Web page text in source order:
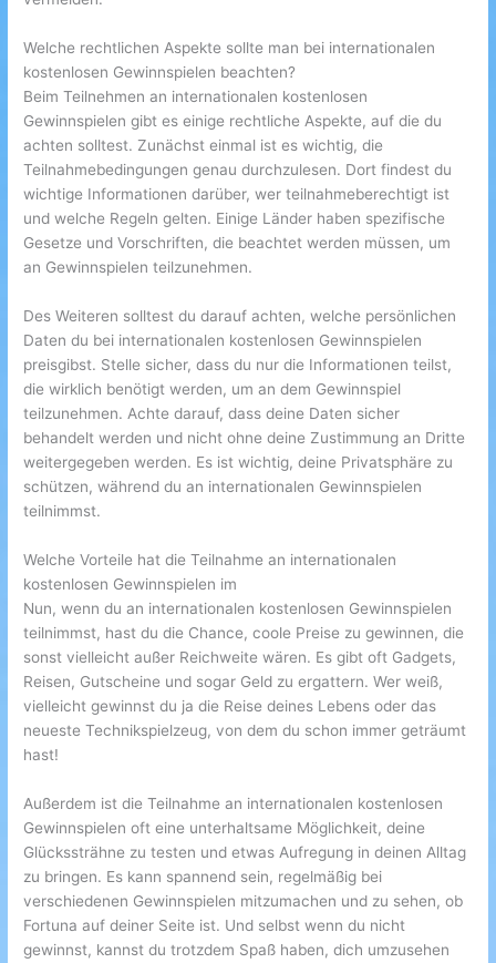
Welche rechtlichen Aspekte sollte man bei internationalen
kostenlosen Gewinnspielen beachten?
Beim Teilnehmen an internationalen kostenlosen
Gewinnspielen gibt es einige rechtliche Aspekte, auf die du
achten solltest. Zunächst einmal ist es wichtig, die
Teilnahmebedingungen genau durchzulesen. Dort findest du
wichtige Informationen darüber, wer teilnahmeberechtigt ist
und welche Regeln gelten. Einige Länder haben spezifische
Gesetze und Vorschriften, die beachtet werden müssen, um
an Gewinnspielen teilzunehmen.
Des Weiteren solltest du darauf achten, welche persönlichen
Daten du bei internationalen kostenlosen Gewinnspielen
preisgibst. Stelle sicher, dass du nur die Informationen teilst,
die wirklich benötigt werden, um an dem Gewinnspiel
teilzunehmen. Achte darauf, dass deine Daten sicher
behandelt werden und nicht ohne deine Zustimmung an Dritte
weitergegeben werden. Es ist wichtig, deine Privatsphäre zu
schützen, während du an internationalen Gewinnspielen
teilnimmst.
Welche Vorteile hat die Teilnahme an internationalen
kostenlosen Gewinnspielen im
Nun, wenn du an internationalen kostenlosen Gewinnspielen
teilnimmst, hast du die Chance, coole Preise zu gewinnen, die
sonst vielleicht außer Reichweite wären. Es gibt oft Gadgets,
Reisen, Gutscheine und sogar Geld zu ergattern. Wer weiß,
vielleicht gewinnst du ja die Reise deines Lebens oder das
neueste Technikspielzeug, von dem du schon immer geträumt
hast!
Außerdem ist die Teilnahme an internationalen kostenlosen
Gewinnspielen oft eine unterhaltsame Möglichkeit, deine
Glückssträhne zu testen und etwas Aufregung in deinen Alltag
zu bringen. Es kann spannend sein, regelmäßig bei
verschiedenen Gewinnspielen mitzumachen und zu sehen, ob
Fortuna auf deiner Seite ist. Und selbst wenn du nicht
gewinnst, kannst du trotzdem Spaß haben, dich umzusehen